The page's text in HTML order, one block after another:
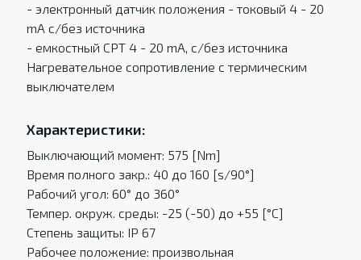
- электронный датчик положения - токовый 4 - 20
mA c/без источника
- eмкостный CPT 4 - 20 mA, c/без источника
Нагревательное сопротивление с термическим
выключателем
Характеристики:
Выключающий момент: 575 [Nm]
Время полного закр.: 40 до 160 [s/90°]
Рабочий угол: 60° до 360°
Темпер. oкруж. среды: -25 (-50) до +55 [°C]
Степень защиты: IP 67
Рабочее положение: произвольная